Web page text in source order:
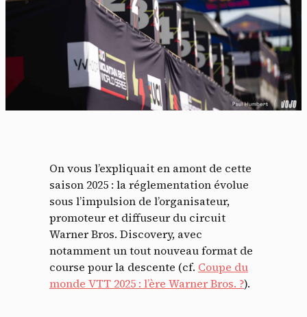
On vous l’expliquait en amont de cette
saison 2025 : la réglementation évolue
sous l’impulsion de l’organisateur,
promoteur et diffuseur du circuit
Warner Bros. Discovery, avec
notamment un tout nouveau format de
course pour la descente (cf. Coupe du
monde VTT 2025 : l’ère Warner Bros. ?).